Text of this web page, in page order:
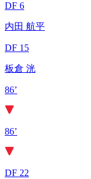
DF 6
内田 航平
DF 15
板倉 洸
86’
86’
DF 22